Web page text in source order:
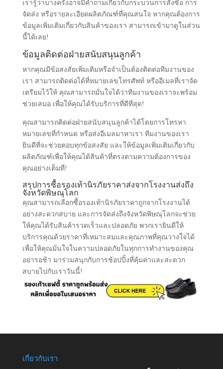
เรารู้ว่าบางครั้งอาจมีคำถามเกี่ยวกับกระบวนการสั่งซื้อ การ
จัดส่ง หรือรายละเอียดผลิตภัณฑ์ที่คุณสนใจ หากคุณต้องการ
ข้อมูลเพิ่มเติมเกี่ยวกับสินค้าของเรา สามารถเข้ามาดูในส่วน
นี้ได้เลย!
ข้อมูลติดต่อฝ่ายสนับสนุนลูกค้า
หากคุณมีข้อสงสัยเพิ่มเติมหรือจำเป็นต้องติดต่อทีมงานของ
เรา สามารถติดต่อได้ที่หมายเลขโทรศัพท์ หรืออีเมลที่เราจัด
เตรียมไว้ให้ คุณสามารถมั่นใจได้ว่าทีมงานของเราจะพร้อม
ช่วยเสมอ เพื่อให้คุณได้รับบริการที่ดีที่สุด!
คุณสามารถติดต่อฝ่ายสนับสนุนลูกค้าได้โดยการโทรหา
หมายเลขที่กำหนด หรือส่งอีเมลมาหาเรา ทีมงานของเรา
ยินดีที่จะช่วยตอบทุกข้อสงสัย และให้ข้อมูลเพิ่มเติมเกี่ยวกับ
ผลิตภัณฑ์เพื่อให้คุณได้สินค้าที่ตรงตามความต้องการของ
คุณอย่างเต็มที่!
สรุปการซื้อรองเท้านิรภัยราคาส่งจากโรงงานส่งถึง
จังหวัดพิษณุโลก
คุณสามารถเลือกซื้อรองเท้านิรภัยราคาถูกจากโรงงานได้
อย่างสะดวกสบาย และการจัดส่งถึงจังหวัดพิษณุโลกจะช่วย
ให้คุณได้รับสินค้ารวดเร็วและปลอดภัย พวกเรายินดีให้
บริการคุณด้วยราคาที่เหมาะสมและคุณภาพที่คุณวางใจได้
เพื่อให้คุณมั่นใจในความปลอดภัยในทุกการทำงานของคุณ
อย่ารอช้า มาร่วมสนุกกับการช้อปปิ้งที่คุ้มค่าและสะดวก
สบายไปกับเราวันนี้!
เกี่ยวกับเรา